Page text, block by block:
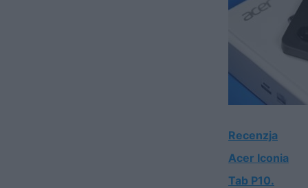
Recenzja
Acer Iconia
Tab P10.